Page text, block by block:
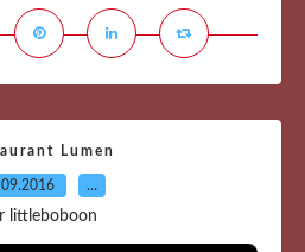
Lumen
…
littleboboon